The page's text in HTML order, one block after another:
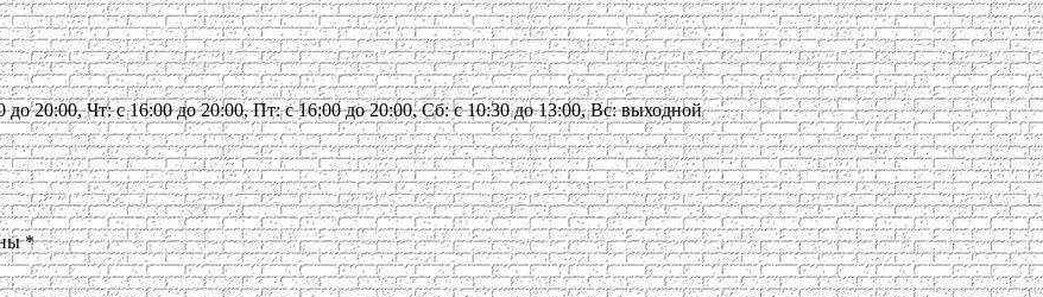
20:00, Чт: с 16:00 до 20:00, Пт: с 16:00 до 20:00, Сб: с 10:30 до 13:00, Вс: выходной
*